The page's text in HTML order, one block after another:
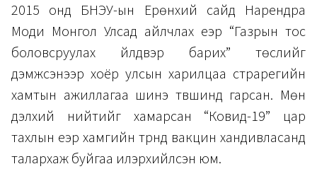
2015 онд БНЭУ-ын Ерөнхий сайд Нарендра
Моди Монгол Улсад айлчлах үеэр “Газрын тос
боловсруулах үйлдвэр барих” төслийг
дэмжсэнээр хоёр улсын харилцаа страрегийн
хамтын ажиллагаа шинэ түвшинд гарсан. Мөн
дэлхий нийтийг хамарсан “Ковид-19” цар
тахлын үеэр хамгийн түрүүнд вакцин хандивласанд
талархаж буйгаа илэрхийлсэн юм.